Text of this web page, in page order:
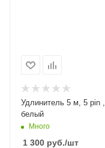
Удлинитель 5 м, 5 pin ,
белый
Много
1 300 руб./шт